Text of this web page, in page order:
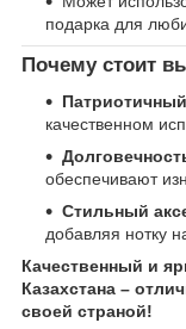
подарка для
Почему стоит
качественном
обеспечивают
Стильный
добавляя нотку
Качественный и
Казахстана –
своей страной!